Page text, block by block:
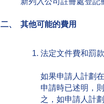
二、 其他可能的費用
法定文件費和罰款
如果申請人計劃
申請時已述明，
之，如申請人計